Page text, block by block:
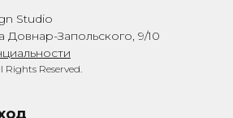
Studio
Запольского, 9/10
Rights Reserved.